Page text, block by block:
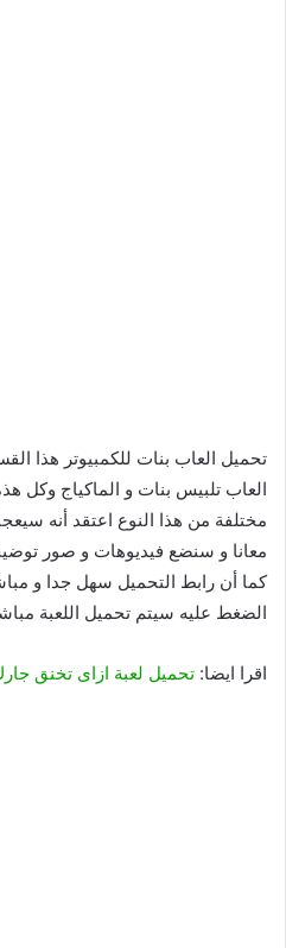
تحميل العاب بنات للكمبيوتر هذا
العاب تلبيس بنات و الماكياج وكل
مختلفة من هذا النوع اعتقد أنه
معانا و سنضع فيديوهات و صور
كما أن رابط التحميل سهل جدا و
الضغط عليه سيتم تحميل اللعبة
اقرا ايضا: تحميل لعبة ازاى تخنق جارك 2 للكمبيوتر